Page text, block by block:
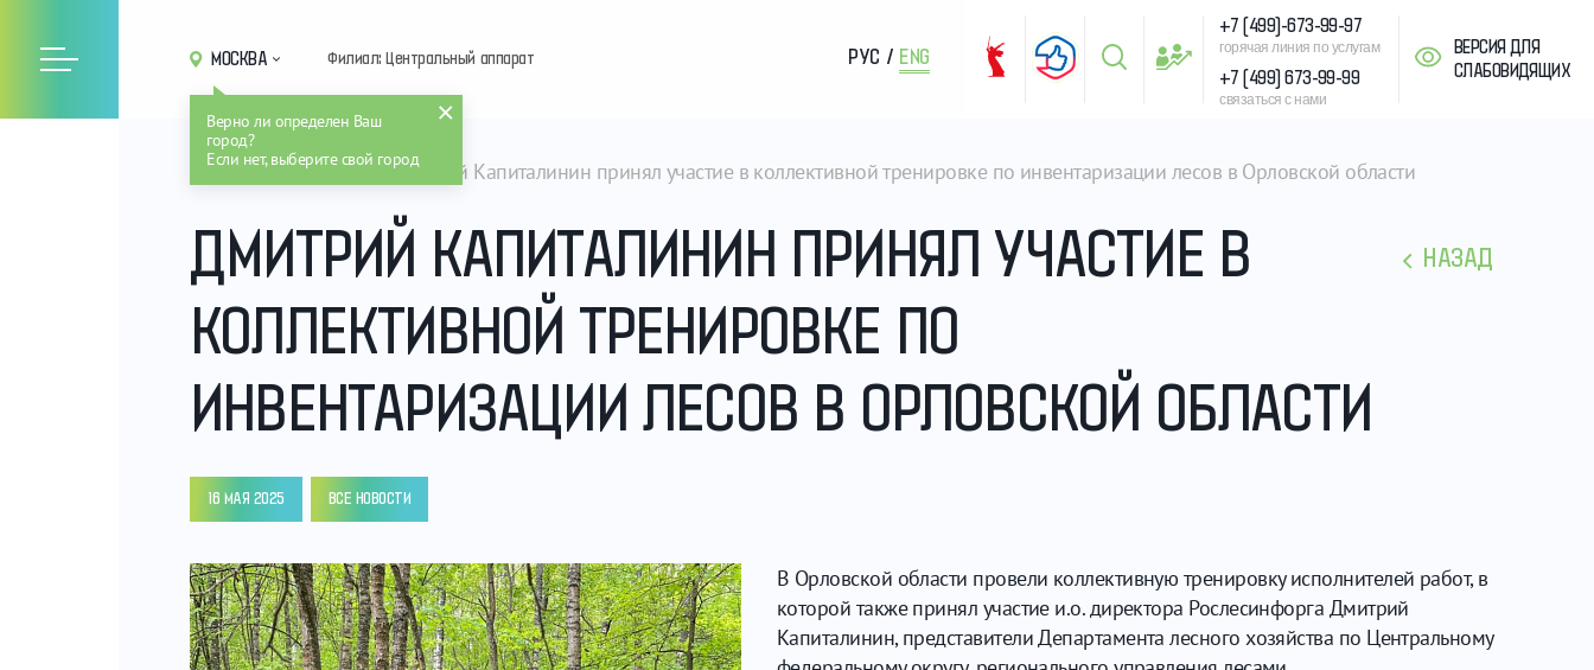
МОСКВА
Верно ли определен Ваш
город?
Если нет, выберите свой город
Филиал: Центральный аппарат РУС / ENG
+7 (499)-673-99-97
горячая линия по услугам
+7 (499) 673-99-99
связаться с нами
ВЕРСИЯ ДЛЯ
СЛАБОВИДЯЩИХ
Главная Новости Дмитрий Капиталинин принял участие в коллективной тренировке по инвентаризации лесов в Орловской области
ДМИТРИЙ КАПИТАЛИНИН ПРИНЯЛ УЧАСТИЕ В
КОЛЛЕКТИВНОЙ ТРЕНИРОВКЕ ПО
ИНВЕНТАРИЗАЦИИ ЛЕСОВ В ОРЛОВСКОЙ ОБЛАСТИ
НАЗАД
16 МАЯ 2025 ВСЕ НОВОСТИ
В Орловской области провели коллективную тренировку исполнителей работ, в
которой также принял участие и.о. директора Рослесинфорга Дмитрий
Капиталинин, представители Департамента лесного хозяйства по Центральному